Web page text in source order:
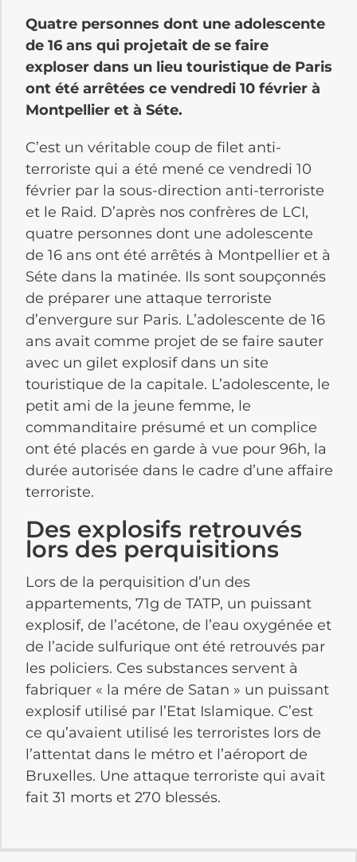
Quatre personnes dont une adolescente
de 16 ans qui projetait de se faire
exploser dans un lieu touristique de Paris
ont été arrêtées ce vendredi 10 février à
Montpellier et à Séte.
C’est un véritable coup de filet anti-
terroriste qui a été mené ce vendredi 10
février par la sous-direction anti-terroriste
et le Raid. D’après nos confrères de LCI,
quatre personnes dont une adolescente
de 16 ans ont été arrêtés à Montpellier et à
Séte dans la matinée. Ils sont soupçonnés
de préparer une attaque terroriste
d’envergure sur Paris. L’adolescente de 16
ans avait comme projet de se faire sauter
avec un gilet explosif dans un site
touristique de la capitale. L’adolescente, le
petit ami de la jeune femme, le
commanditaire présumé et un complice
ont été placés en garde à vue pour 96h, la
durée autorisée dans le cadre d’une affaire
terroriste.
Des explosifs retrouvés
lors des perquisitions
Lors de la perquisition d’un des
appartements, 71g de TATP, un puissant
explosif, de l’acétone, de l’eau oxygénée et
de l’acide sulfurique ont été retrouvés par
les policiers. Ces substances servent à
fabriquer « la mére de Satan » un puissant
explosif utilisé par l’Etat Islamique. C’est
ce qu’avaient utilisé les terroristes lors de
l’attentat dans le métro et l’aéroport de
Bruxelles. Une attaque terroriste qui avait
fait 31 morts et 270 blessés.